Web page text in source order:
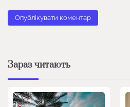
Зараз читають